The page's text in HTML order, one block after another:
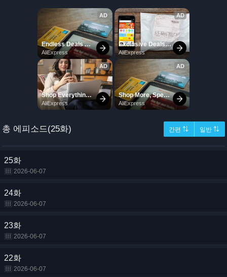
총 에피소드(25화) 간편 ⇅ 일반 ⇅
25화
2026-06-07
24화
2026-06-07
23화
2026-06-07
22화
2026-06-07